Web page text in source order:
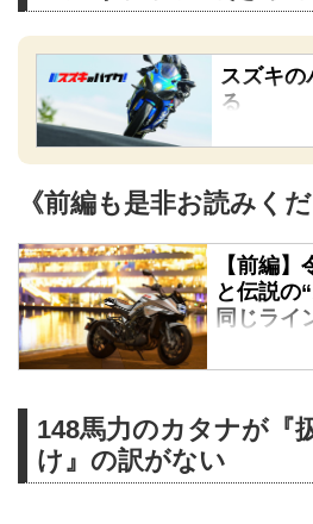
スズキの
る
【スズキ
バイク！」
つ情報や
角度から
キ愛がも
《前編も是非お読みくだ
【前編】
と伝説の
同じライ
スポーツ
上がって
148馬力のカタナが『
け』の訳がない